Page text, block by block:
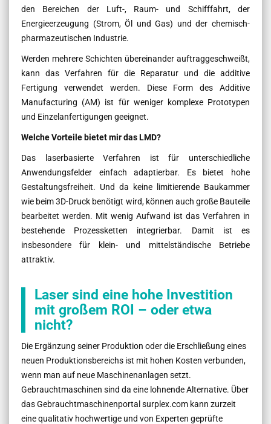
den Bereichen der Luft-, Raum- und Schifffahrt, der
Energieerzeugung (Strom, Öl und Gas) und der chemisch-
pharmazeutischen Industrie.
Werden mehrere Schichten übereinander auftraggeschweißt,
kann das Verfahren für die Reparatur und die additive
Fertigung verwendet werden. Diese Form des Additive
Manufacturing (AM) ist für weniger komplexe Prototypen
und Einzelanfertigungen geeignet.
Welche Vorteile bietet mir das LMD?
Das laserbasierte Verfahren ist für unterschiedliche
Anwendungsfelder einfach adaptierbar. Es bietet hohe
Gestaltungsfreiheit. Und da keine limitierende Baukammer
wie beim 3D-Druck benötigt wird, können auch große Bauteile
bearbeitet werden. Mit wenig Aufwand ist das Verfahren in
bestehende Prozessketten integrierbar. Damit ist es
insbesondere für klein- und mittelständische Betriebe
attraktiv.
Laser sind eine hohe Investition
mit großem ROI – oder etwa
nicht?
Die Ergänzung seiner Produktion oder die Erschließung eines
neuen Produktionsbereichs ist mit hohen Kosten verbunden,
wenn man auf neue Maschinenanlagen setzt.
Gebrauchtmaschinen sind da eine lohnende Alternative. Über
das Gebrauchtmaschinenportal surplex.com kann zurzeit
eine qualitativ hochwertige und von Experten geprüfte